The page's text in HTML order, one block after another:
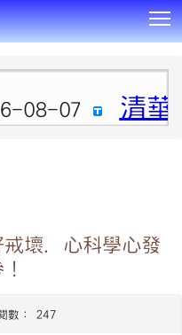
08-07 清
壞．心科學心發
數： 247